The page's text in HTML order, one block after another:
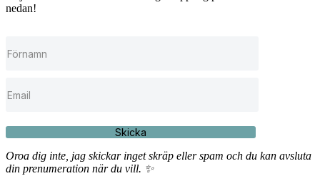
nedan!
Skicka
Oroa dig inte, jag skickar inget skräp eller spam och du kan avsluta
din prenumeration när du vill. ✨